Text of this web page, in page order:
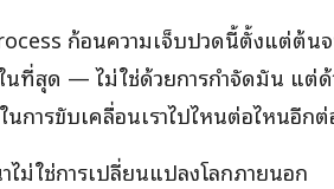
ก้อนความเจ็บปวดนี้ตั้งแต่ต้น
นที่สุด — ไม่ใช่ด้วยการกำจัดมัน แต่
การขับเคลื่อนเราไปไหนต่อไหนอีกต่
ไม่ใช่การเปลี่ยนแปลงโลกภายนอก